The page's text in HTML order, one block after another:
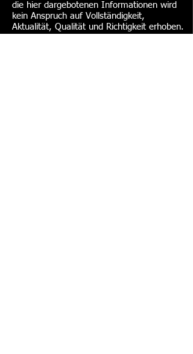
die hier dargebotenen Informationen wird
kein Anspruch auf Vollständigkeit,
Aktualität, Qualität und Richtigkeit erhoben.